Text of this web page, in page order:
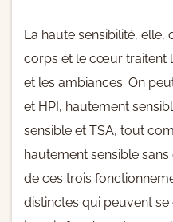
La haute sensibilité,
corps et le cœur traitent
et les ambiances. On
et HPI, hautement
sensible et TSA, tout
hautement sensible
de ces trois
distinctes qui peuvent